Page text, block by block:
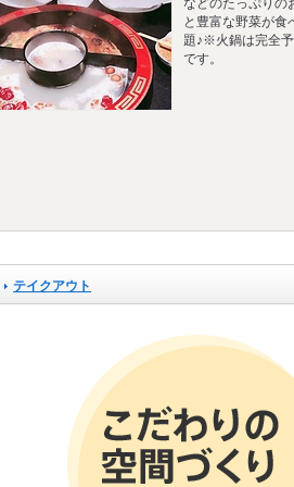
と豊富な野菜が食
題♪※火鍋は完全
です。
テイクアウト